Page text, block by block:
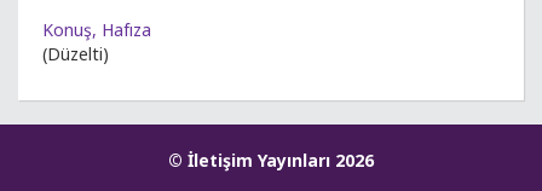
Konuş, Hafıza
(Düzelti)
© İletişim Yayınları 2026